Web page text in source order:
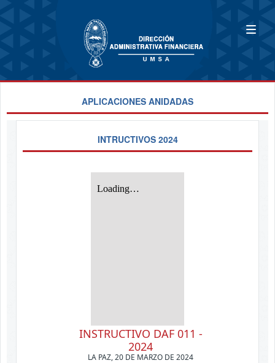
APLICACIONES ANIDADAS
INTRUCTIVOS 2024
INSTRUCTIVO DAF 011 -
2024
LA PAZ, 20 DE MARZO DE 2024